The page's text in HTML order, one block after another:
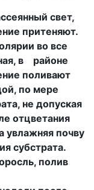
свет,
притеняют.
во все
в
районе
поливают
по мере
не допуская
отцветания
увлажняя почву
субстрата.
полив